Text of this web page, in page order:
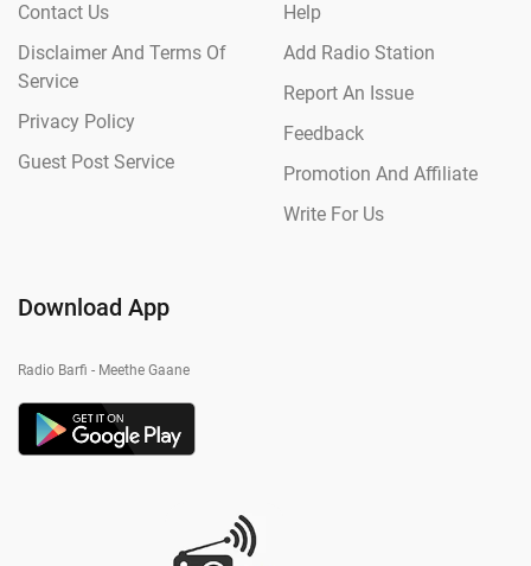
Contact Us
Disclaimer And Terms Of
Service
Privacy Policy
Guest Post Service
Help
Add Radio Station
Report An Issue
Feedback
Promotion And Affiliate
Write For Us
Download App
Radio Barfi - Meethe Gaane